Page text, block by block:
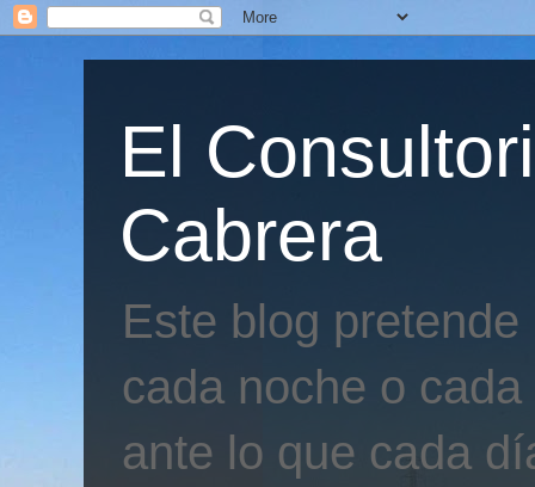
El
Cabrera
Este blog
cada noche o
ante lo que cada